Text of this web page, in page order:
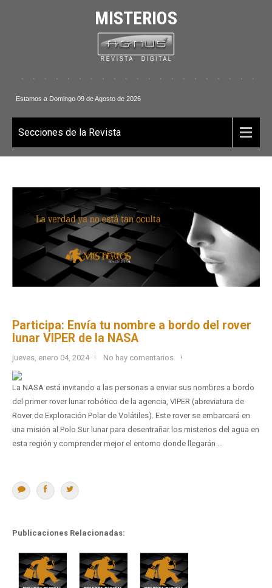
MISTERIOS
. . . . . . . . . . . . . . . . . . . . . .
Estamos a Domingo 09 de Agosto de 2026
Secciones de la Revista
Participa: Envía tu nombre a bordo del rover
lunar VIPER de la NASA
jueves, enero 04, 2024 No hay comentarios.
La NASA está invitando a las personas a enviar sus nombres a bordo
del primer rover lunar robótico de la agencia, VIPER (abreviatura de
Rover de Exploración Polar de Volátiles). Este rover se embarcará en
una misión al Polo Sur lunar para desentrañar los misterios del agua en
esta región y comprender mejor el entorno donde llegarán ...
Publicaciones Relacionadas: